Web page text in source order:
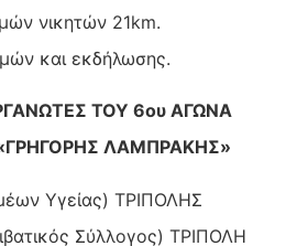
νικητών 21km.
και εκδήλωσης.
ΤΟΥ 6ου ΑΓΩΝΑ
ΛΑΜΠΡΑΚΗΣ»
Υγείας) ΤΡΙΠΟΛΗΣ
Σύλλογος) ΤΡΙΠΟΛΗ